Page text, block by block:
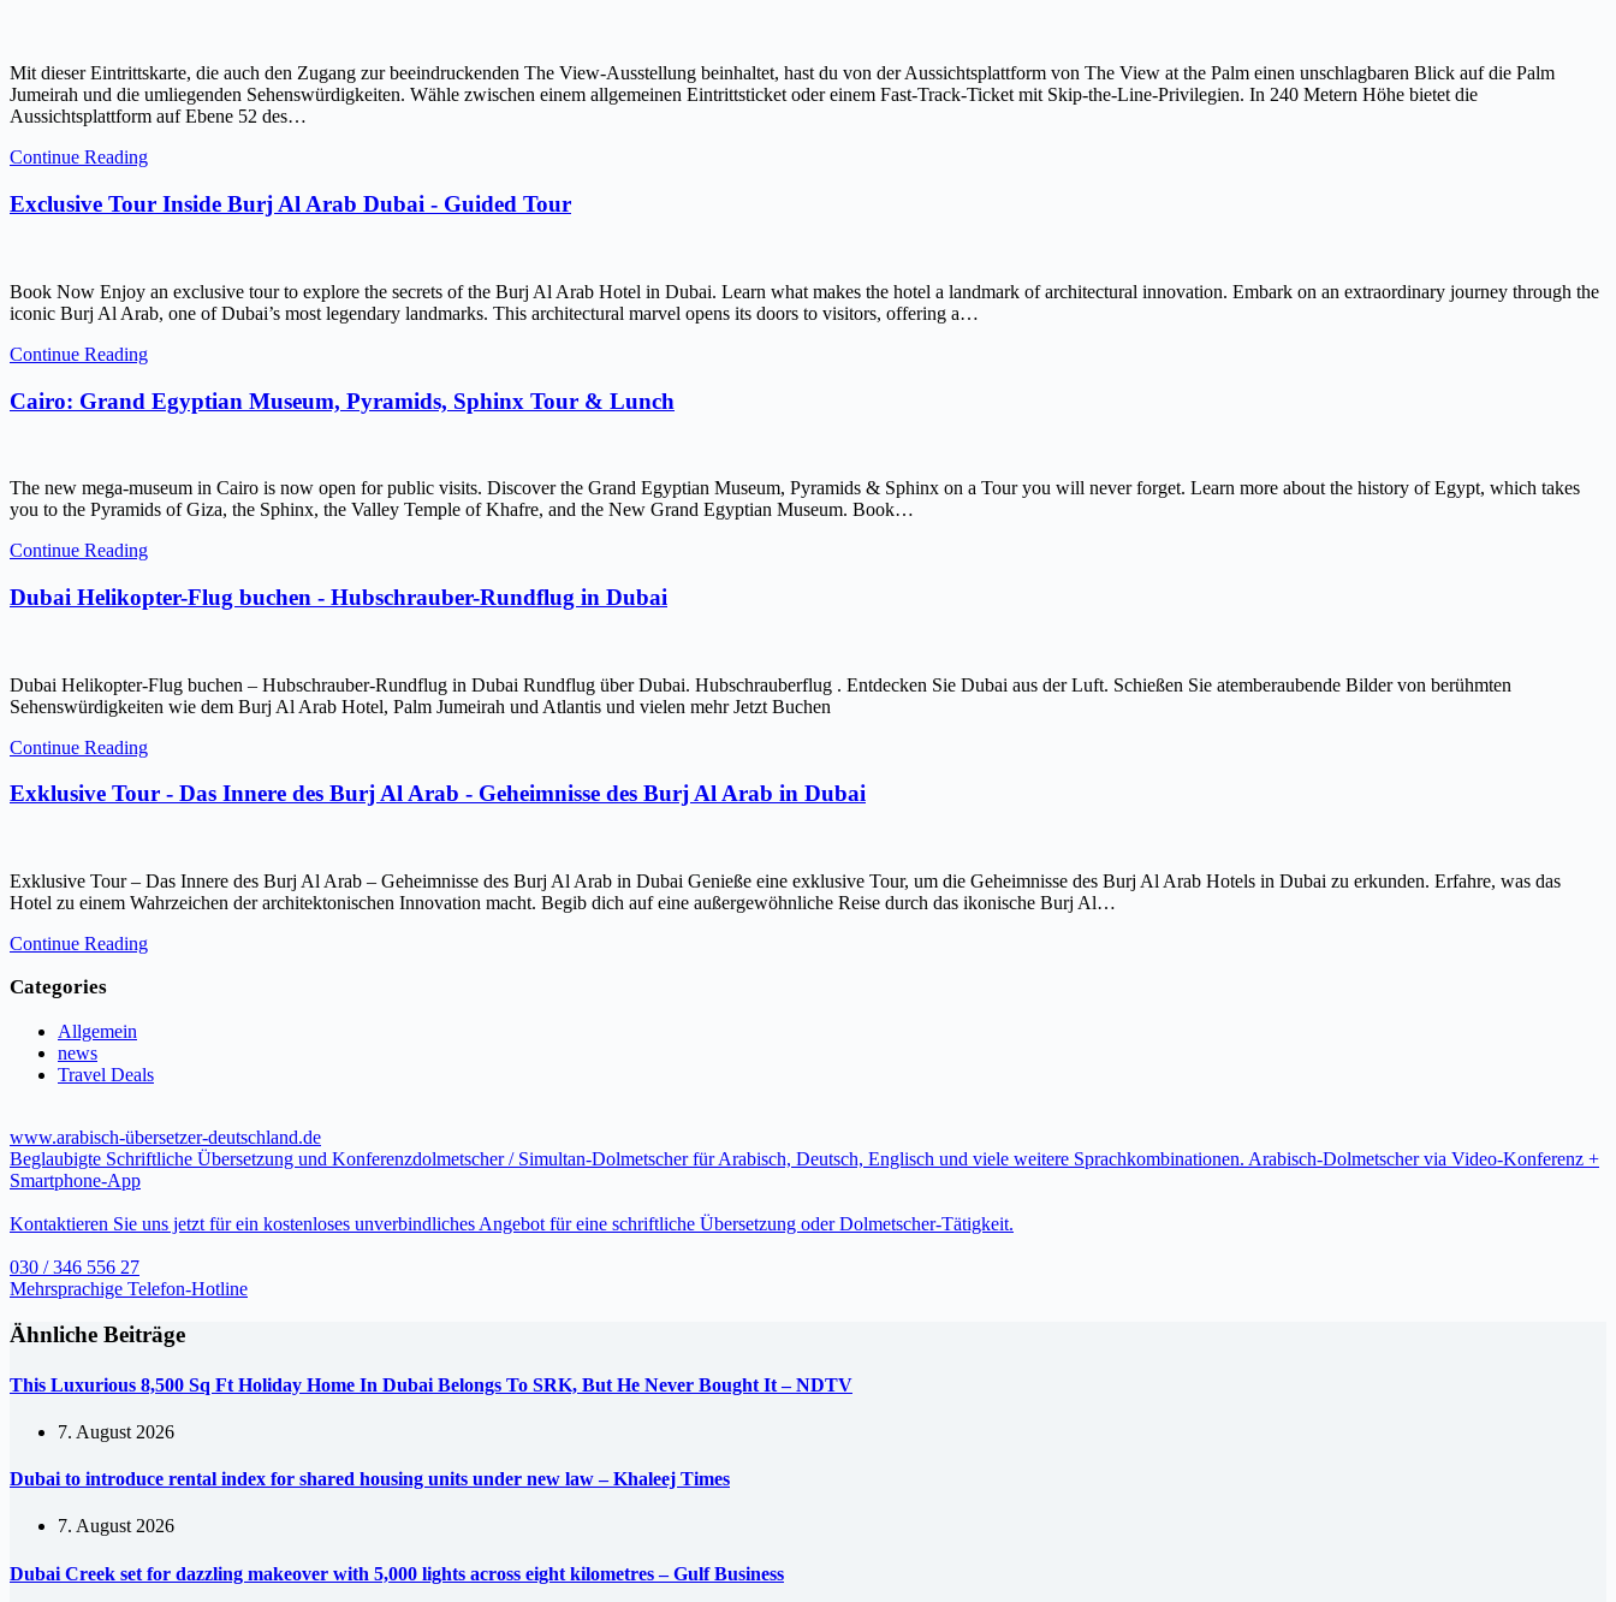
Mit dieser Eintrittskarte, die auch den Zugang zur beeindruckenden The View-Ausstellung beinhaltet, hast du von der Aussichtsplattform von The View at the Palm einen unschlagbaren Blick auf die Palm
Jumeirah und die umliegenden Sehenswürdigkeiten. Wähle zwischen einem allgemeinen Eintrittsticket oder einem Fast-Track-Ticket mit Skip-the-Line-Privilegien. In 240 Metern Höhe bietet die
Aussichtsplattform auf Ebene 52 des…
Continue Reading
Exclusive Tour Inside Burj Al Arab Dubai - Guided Tour
Book Now Enjoy an exclusive tour to explore the secrets of the Burj Al Arab Hotel in Dubai. Learn what makes the hotel a landmark of architectural innovation. Embark on an extraordinary journey through the
iconic Burj Al Arab, one of Dubai’s most legendary landmarks. This architectural marvel opens its doors to visitors, offering a…
Continue Reading
Cairo: Grand Egyptian Museum, Pyramids, Sphinx Tour & Lunch
The new mega-museum in Cairo is now open for public visits. Discover the Grand Egyptian Museum, Pyramids & Sphinx on a Tour you will never forget. Learn more about the history of Egypt, which takes
you to the Pyramids of Giza, the Sphinx, the Valley Temple of Khafre, and the New Grand Egyptian Museum. Book…
Continue Reading
Dubai Helikopter-Flug buchen - Hubschrauber-Rundflug in Dubai
Dubai Helikopter-Flug buchen – Hubschrauber-Rundflug in Dubai Rundflug über Dubai. Hubschrauberflug . Entdecken Sie Dubai aus der Luft. Schießen Sie atemberaubende Bilder von berühmten
Sehenswürdigkeiten wie dem Burj Al Arab Hotel, Palm Jumeirah und Atlantis und vielen mehr Jetzt Buchen
Continue Reading
Exklusive Tour - Das Innere des Burj Al Arab - Geheimnisse des Burj Al Arab in Dubai
Exklusive Tour – Das Innere des Burj Al Arab – Geheimnisse des Burj Al Arab in Dubai Genieße eine exklusive Tour, um die Geheimnisse des Burj Al Arab Hotels in Dubai zu erkunden. Erfahre, was das
Hotel zu einem Wahrzeichen der architektonischen Innovation macht. Begib dich auf eine außergewöhnliche Reise durch das ikonische Burj Al…
Continue Reading
Categories
Allgemein
news
Travel Deals
www.arabisch-übersetzer-deutschland.de
Beglaubigte Schriftliche Übersetzung und Konferenzdolmetscher / Simultan-Dolmetscher für Arabisch, Deutsch, Englisch und viele weitere Sprachkombinationen. Arabisch-Dolmetscher via Video-Konferenz +
Smartphone-App
Kontaktieren Sie uns jetzt für ein kostenloses unverbindliches Angebot für eine schriftliche Übersetzung oder Dolmetscher-Tätigkeit.
030 / 346 556 27
Mehrsprachige Telefon-Hotline
Ähnliche Beiträge
This Luxurious 8,500 Sq Ft Holiday Home In Dubai Belongs To SRK, But He Never Bought It – NDTV
7. August 2026
Dubai to introduce rental index for shared housing units under new law – Khaleej Times
7. August 2026
Dubai Creek set for dazzling makeover with 5,000 lights across eight kilometres – Gulf Business